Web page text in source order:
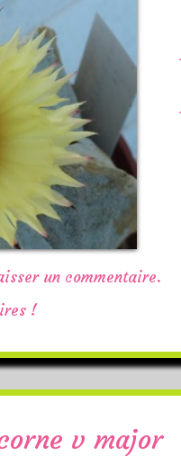
un commentaire.
!
v major